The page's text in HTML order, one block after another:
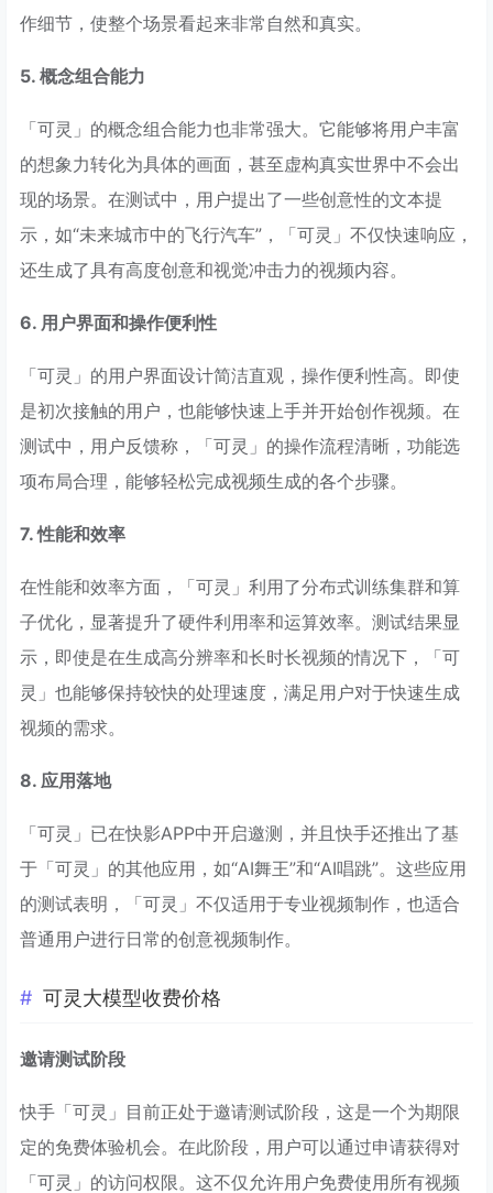
作细节，使整个场景看起来非常自然和真实。
5. 概念组合能力
「可灵」的概念组合能力也非常强大。它能够将用户丰富
的想象力转化为具体的画面，甚至虚构真实世界中不会出
现的场景。在测试中，用户提出了一些创意性的文本提
示，如“未来城市中的飞行汽车”，「可灵」不仅快速响应，
还生成了具有高度创意和视觉冲击力的视频内容。
6. 用户界面和操作便利性
「可灵」的用户界面设计简洁直观，操作便利性高。即使
是初次接触的用户，也能够快速上手并开始创作视频。在
测试中，用户反馈称，「可灵」的操作流程清晰，功能选
项布局合理，能够轻松完成视频生成的各个步骤。
7. 性能和效率
在性能和效率方面，「可灵」利用了分布式训练集群和算
子优化，显著提升了硬件利用率和运算效率。测试结果显
示，即使是在生成高分辨率和长时长视频的情况下，「可
灵」也能够保持较快的处理速度，满足用户对于快速生成
视频的需求。
8. 应用落地
「可灵」已在快影APP中开启邀测，并且快手还推出了基
于「可灵」的其他应用，如“AI舞王”和“AI唱跳”。这些应用
的测试表明，「可灵」不仅适用于专业视频制作，也适合
普通用户进行日常的创意视频制作。
可灵大模型收费价格
邀请测试阶段
快手「可灵」目前正处于邀请测试阶段，这是一个为期限
定的免费体验机会。在此阶段，用户可以通过申请获得对
「可灵」的访问权限。这不仅允许用户免费使用所有视频